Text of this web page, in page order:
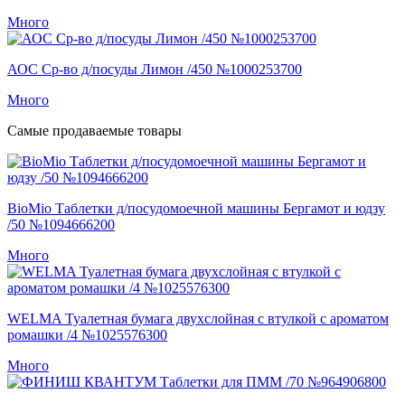
Много
АОС Ср-во д/посуды Лимон /450 №1000253700
Много
Самые продаваемые товары
BioMio Таблетки д/посудомоечной машины Бергамот и юдзу
/50 №1094666200
Много
WELMA Туалетная бумага двухслойная с втулкой с ароматом
ромашки /4 №1025576300
Много